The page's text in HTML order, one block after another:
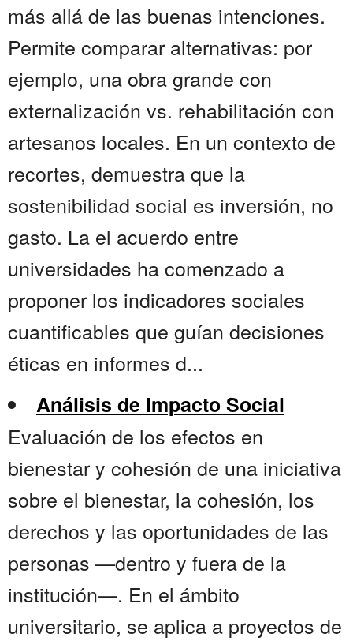
más allá de las buenas intenciones.
Permite comparar alternativas: por
ejemplo, una obra grande con
externalización vs. rehabilitación con
artesanos locales. En un contexto de
recortes, demuestra que la
sostenibilidad social es inversión, no
gasto. La el acuerdo entre
universidades ha comenzado a
proponer los indicadores sociales
cuantificables que guían decisiones
éticas en informes d...
Análisis de Impacto Social
Evaluación de los efectos en
bienestar y cohesión de una iniciativa
sobre el bienestar, la cohesión, los
derechos y las oportunidades de las
personas —dentro y fuera de la
institución—. En el ámbito
universitario, se aplica a proyectos de